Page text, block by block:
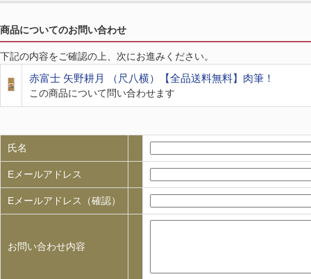
商品についてのお問い合わせ
下記の内容をご確認の上、次にお進みください。
赤富士 矢野耕月 （尺八横）【全品送料無料】肉筆！
この商品について問い合わせます
氏名
Eメールアドレス
Eメールアドレス（確認）
お問い合わせ内容